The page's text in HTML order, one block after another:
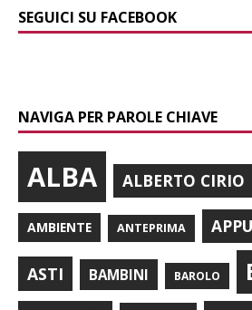
SEGUICI SU FACEBOOK
NAVIGA PER PAROLE CHIAVE
ALBA ALBERTO CIRIO
AMBIENTE ANTEPRIMA
ASTI BAMBINI BAROLO